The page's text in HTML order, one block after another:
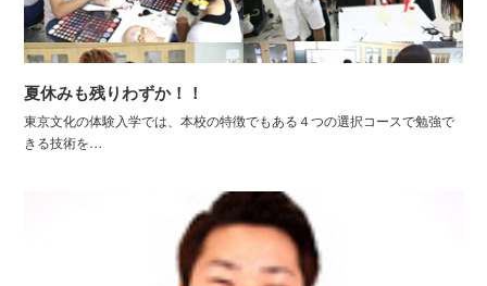
夏休みも残りわずか！！
東京文化の体験入学では、本校の特徴でもある４つの選択コースで勉強で
きる技術を…